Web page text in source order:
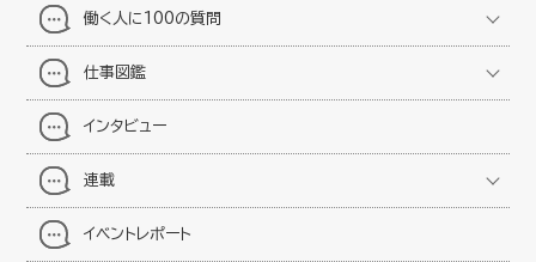
働く人に100の質問
仕事図鑑
インタビュー
連載
イベントレポート